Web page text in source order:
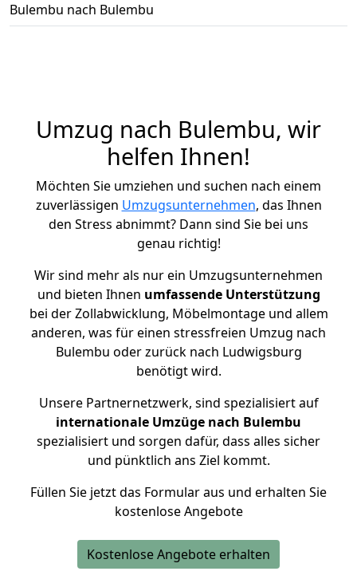
Bulembu nach Bulembu
Umzug nach Bulembu, wir
helfen Ihnen!
Möchten Sie umziehen und suchen nach einem
zuverlässigen Umzugsunternehmen, das Ihnen
den Stress abnimmt? Dann sind Sie bei uns
genau richtig!
Wir sind mehr als nur ein Umzugsunternehmen
und bieten Ihnen umfassende Unterstützung
bei der Zollabwicklung, Möbelmontage und allem
anderen, was für einen stressfreien Umzug nach
Bulembu oder zurück nach Ludwigsburg
benötigt wird.
Unsere Partnernetzwerk, sind spezialisiert auf
internationale Umzüge nach Bulembu
spezialisiert und sorgen dafür, dass alles sicher
und pünktlich ans Ziel kommt.
Füllen Sie jetzt das Formular aus und erhalten Sie
kostenlose Angebote
Kostenlose Angebote erhalten